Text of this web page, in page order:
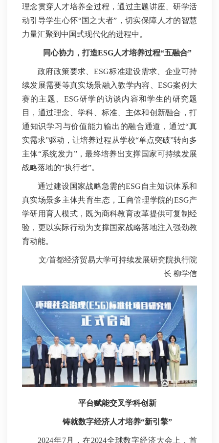
理念贯穿人才培养全过程，通过主题讲座、研学活
动引导学生心怀“国之大者”，切实保障人才的智慧
力量汇聚到中国式现代化的进程中。
同心协力，打造ESG人才培养过程“五融合”
政府政策要求、ESG标准建设需求、企业可持
续发展需要等真实场景融入教学内容、ESG案例大
赛的主题、ESG研学的访谈内容和学生的研究题
目，通过理念、学科、标准、主体和创新融合，打
通知识学习与价值能力输出的融合通道，通过“真
实需求”驱动，让培养过程从学校“单点突破”转向多
主体“系统发力”，最终培养出支撑国家可持续发展
战略落地的“执行者”。
通过建设国家战略急需的ESG自主知识体系和
真实场景多主体共育生态，工商管理学院的ESG产
学研用育人模式，既为商科教育改革提供可复制经
验，更以实际行动为支撑国家战略落地注入强劲教
育动能。
文/首都经济贸易大学可持续发展研究院执行院
长 柳学信
平台赋能交叉学科创新
铸就数字经济人才培养“新引擎”
2024年7月，在2024全球数字经济大会上，首